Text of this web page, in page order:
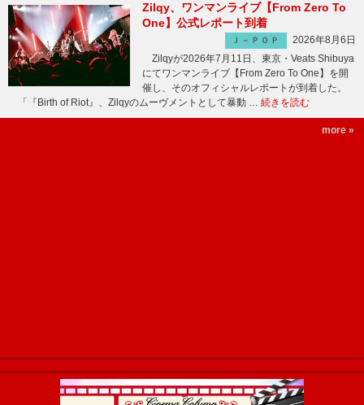
Zilqy、ワンマンライブ【From Zero To
One】公式レポート到着
Ｊ－ＰＯＰ
2026年8月6日
Zilqyが2026年7月11日、東京・Veats Shibuya
にてワンマンライブ【From Zero To One】を開
催し、そのオフィシャルレポートが到着した。
「『Birth of Riot』、Zilqyのムーヴメントとして暴動 … 続きを読む
more »